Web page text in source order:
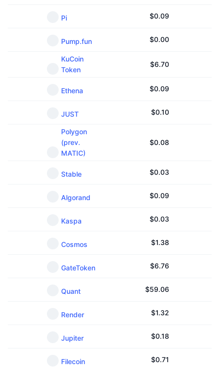
Pi $0.09
Pump.fun $0.00
KuCoin
Token
$6.70
Ethena $0.09
JUST $0.10
Polygon
(prev.
MATIC)
$0.08
Stable $0.03
Algorand $0.09
Kaspa $0.03
Cosmos $1.38
GateToken $6.76
Quant $59.06
Render $1.32
Jupiter $0.18
Filecoin $0.71